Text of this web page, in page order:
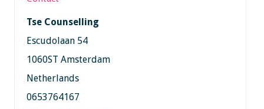
Tse Counselling
Escudolaan 54
1060ST Amsterdam
Netherlands
0653764167